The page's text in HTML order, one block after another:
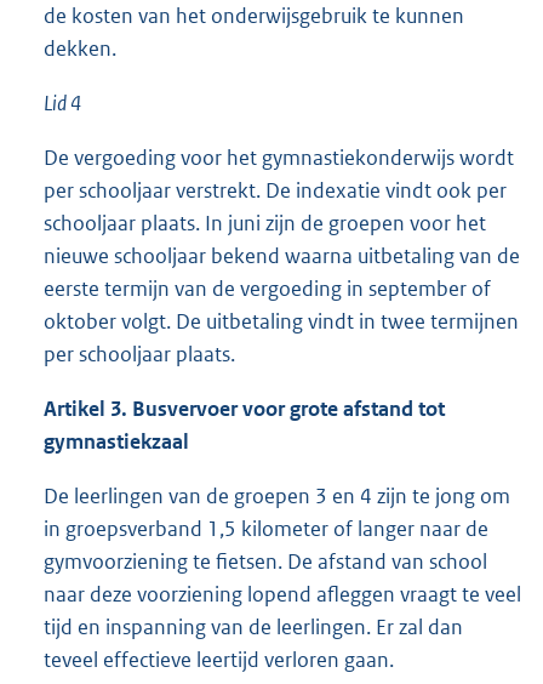
de kosten van het onderwijsgebruik te kunnen
dekken.
Lid 4
De vergoeding voor het gymnastiekonderwijs wordt
per schooljaar verstrekt. De indexatie vindt ook per
schooljaar plaats. In juni zijn de groepen voor het
nieuwe schooljaar bekend waarna uitbetaling van de
eerste termijn van de vergoeding in september of
oktober volgt. De uitbetaling vindt in twee termijnen
per schooljaar plaats.
Artikel 3. Busvervoer voor grote afstand tot
gymnastiekzaal
De leerlingen van de groepen 3 en 4 zijn te jong om
in groepsverband 1,5 kilometer of langer naar de
gymvoorziening te fietsen. De afstand van school
naar deze voorziening lopend afleggen vraagt te veel
tijd en inspanning van de leerlingen. Er zal dan
teveel effectieve leertijd verloren gaan.